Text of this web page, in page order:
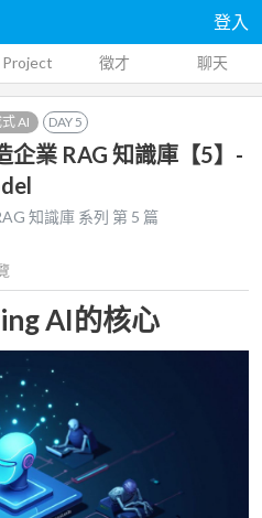
登入
徵才 聊天
AI DAY5
企業 RAG 知識庫【5】-
知識庫 系列 第 5 篇
AI的核心